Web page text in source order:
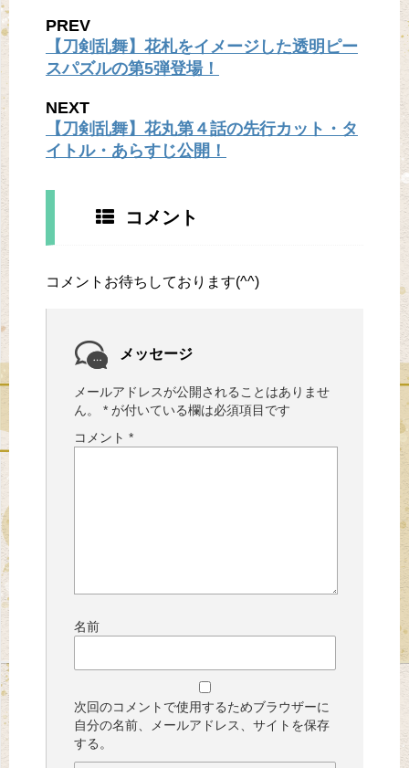
PREV
【刀剣乱舞】花札をイメージした透明ピー
スパズルの第5弾登場！
NEXT
【刀剣乱舞】花丸第４話の先行カット・タ
イトル・あらすじ公開！
コメント
コメントお待ちしております(^^)
メッセージ
メールアドレスが公開されることはありませ
ん。
* が付いている欄は必須項目です
コメント *
名前
次回のコメントで使用するためブラウザーに
自分の名前、メールアドレス、サイトを保存
する。